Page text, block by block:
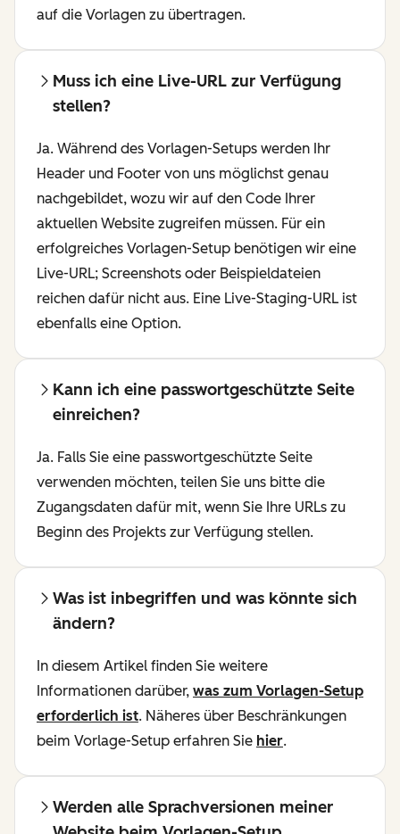
auf die Vorlagen zu übertragen.
Muss ich eine Live-URL zur Verfügung
stellen?
Ja. Während des Vorlagen-Setups werden Ihr
Header und Footer von uns möglichst genau
nachgebildet, wozu wir auf den Code Ihrer
aktuellen Website zugreifen müssen. Für ein
erfolgreiches Vorlagen-Setup benötigen wir eine
Live-URL; Screenshots oder Beispieldateien
reichen dafür nicht aus. Eine Live-Staging-URL ist
ebenfalls eine Option.
Kann ich eine passwortgeschützte Seite
einreichen?
Ja. Falls Sie eine passwortgeschützte Seite
verwenden möchten, teilen Sie uns bitte die
Zugangsdaten dafür mit, wenn Sie Ihre URLs zu
Beginn des Projekts zur Verfügung stellen.
Was ist inbegriffen und was könnte sich
ändern?
In diesem Artikel finden Sie weitere
Informationen darüber, was zum Vorlagen-Setup
erforderlich ist. Näheres über Beschränkungen
beim Vorlage-Setup erfahren Sie hier.
Werden alle Sprachversionen meiner